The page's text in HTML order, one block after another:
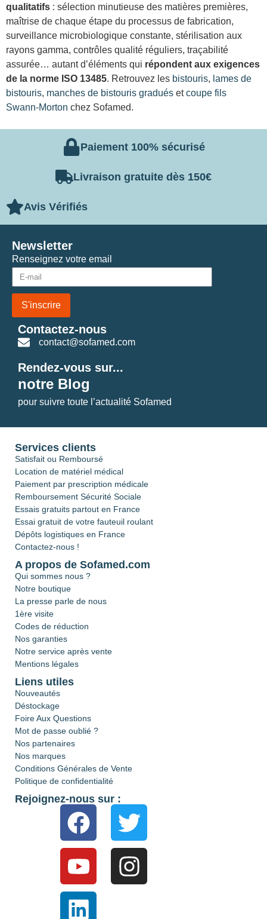
qualitatifs : sélection minutieuse des matières premières,
maîtrise de chaque étape du processus de fabrication,
surveillance microbiologique constante, stérilisation aux
rayons gamma, contrôles qualité réguliers, traçabilité
assurée… autant d’éléments qui répondent aux exigences
de la norme ISO 13485. Retrouvez les bistouris, lames de
bistouris, manches de bistouris gradués etcoupe fils
Swann-Morton chez Sofamed.
Paiement 100% sécurisé
Livraison gratuite dès 150€
Avis Vérifiés
Renseignez votre email
S'inscrire
Newsletter
Contactez-nous
contact@sofamed.com
Rendez-vous sur...
notre Blog
pour suivre toute l’actualité Sofamed
Services clients
Satisfait ou Remboursé
Location de matériel médical
Paiement par prescription médicale
Remboursement Sécurité Sociale
Essais gratuits partout en France
Essai gratuit de votre fauteuil roulant
Dépôts logistiques en France
Contactez-nous !
A propos de Sofamed.com
Qui sommes nous ?
Notre boutique
La presse parle de nous
1ère visite
Codes de réduction
Nos garanties
Notre service après vente
Mentions légales
Liens utiles
Nouveautés
Déstockage
Foire Aux Questions
Mot de passe oublié ?
Nos partenaires
Nos marques
Conditions Générales de Vente
Politique de confidentialité
Rejoignez-nous sur :